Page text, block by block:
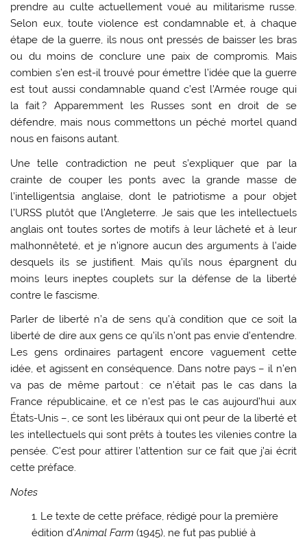
prendre au culte actuellement voué au militarisme russe.
Selon eux, toute violence est condamnable et, à chaque
étape de la guerre, ils nous ont pressés de baisser les bras
ou du moins de conclure une paix de compromis. Mais
combien s’en est-il trouvé pour émettre l’idée que la guerre
est tout aussi condamnable quand c’est l’Armée rouge qui
la fait ? Apparemment les Russes sont en droit de se
défendre, mais nous commettons un péché mortel quand
nous en faisons autant.
Une telle contradiction ne peut s’expliquer que par la
crainte de couper les ponts avec la grande masse de
l’intelligentsia anglaise, dont le patriotisme a pour objet
l’URSS plutôt que l’Angleterre. Je sais que les intellectuels
anglais ont toutes sortes de motifs à leur lâcheté et à leur
malhonnêteté, et je n’ignore aucun des arguments à l’aide
desquels ils se justifient. Mais qu’ils nous épargnent du
moins leurs ineptes couplets sur la défense de la liberté
contre le fascisme.
Parler de liberté n’a de sens qu’à condition que ce soit la
liberté de dire aux gens ce qu’ils n’ont pas envie d’entendre.
Les gens ordinaires partagent encore vaguement cette
idée, et agissent en conséquence. Dans notre pays – il n’en
va pas de même partout : ce n’était pas le cas dans la
France républicaine, et ce n’est pas le cas aujourd’hui aux
États-Unis –, ce sont les libéraux qui ont peur de la liberté et
les intellectuels qui sont prêts à toutes les vilenies contre la
pensée. C’est pour attirer l’attention sur ce fait que j’ai écrit
cette préface.
Notes
Le texte de cette préface, rédigé pour la première
édition d’Animal Farm(1945), ne fut pas publié à